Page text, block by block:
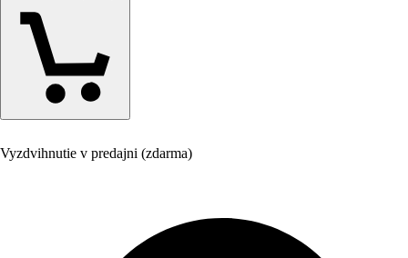
Vyzdvihnutie v predajni (zdarma)